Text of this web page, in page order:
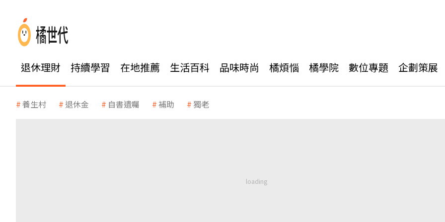
退休理財 持續學習 在地推薦 生活百科 品味時尚 橘煩惱 橘學院 數位專題 企劃策展
養生村 退休金 自書遺囑 補助 獨老